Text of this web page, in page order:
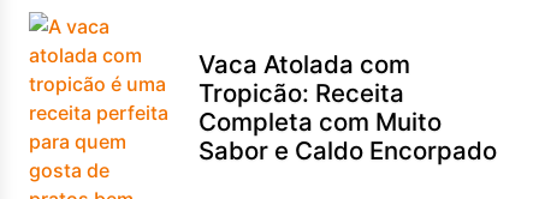
Vaca Atolada com
Tropicão: Receita
Completa com Muito
Sabor e Caldo Encorpado